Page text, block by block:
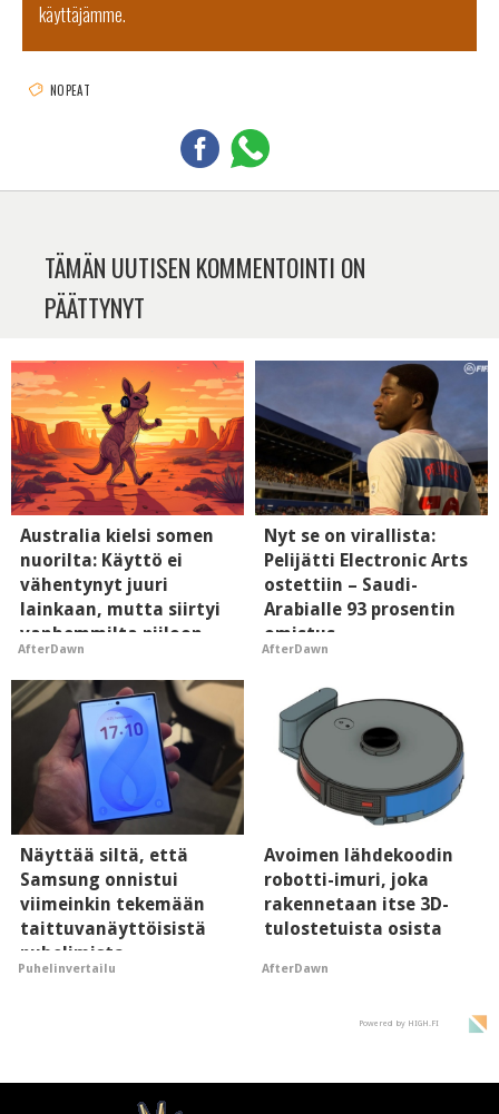
käyttäjämme.
NOPEAT
TÄMÄN UUTISEN KOMMENTOINTI ON
PÄÄTTYNYT
Australia kielsi somen
nuorilta: Käyttö ei
vähentynyt juuri
lainkaan, mutta siirtyi
vanhemmilta piiloon
AfterDawn
Nyt se on virallista:
Pelijätti Electronic Arts
ostettiin – Saudi-
Arabialle 93 prosentin
omistus
AfterDawn
Näyttää siltä, että
Samsung onnistui
viimeinkin tekemään
taittuvanäyttöisistä
puhelimista
supersuosittuja
Puhelinvertailu
Avoimen lähdekoodin
robotti-imuri, joka
rakennetaan itse 3D-
tulostetuista osista
AfterDawn
Powered by HIGH.FI